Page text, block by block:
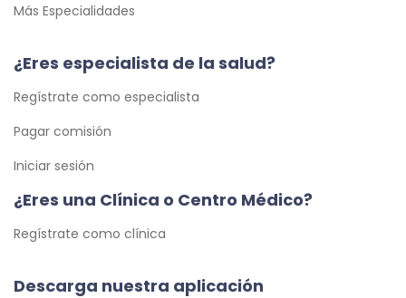
Más Especialidades
¿Eres especialista de la salud?
Regístrate como especialista
Pagar comisión
Iniciar sesión
¿Eres una Clínica o Centro Médico?
Regístrate como clínica
Descarga nuestra aplicación